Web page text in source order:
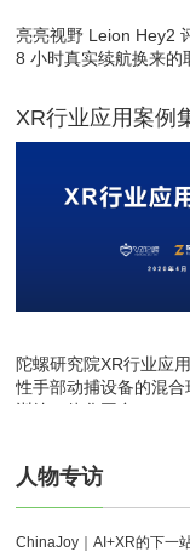
亮亮视野 Leion Hey2
8 小时真实续航换来的
XR行业应用案例
陀螺研究院XR行业应
性手部动捕设备的混
训练一体化平台
人物专访